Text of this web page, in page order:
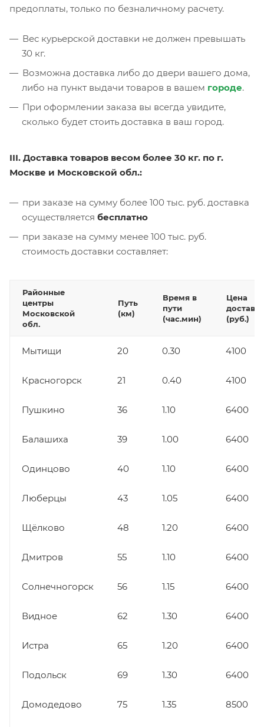
предоплаты, только по безналичному расчету.
Вес курьерской доставки не должен превышать
30 кг.
Возможна доставка либо до двери вашего дома,
либо на пункт выдачи товаров в вашем городе.
При оформлении заказа вы всегда увидите,
сколько будет стоить доставка в ваш город.
III. Доставка товаров весом более 30 кг. по г.
Москве и Московской обл.:
при заказе на сумму более 100 тыс. руб. доставка
осуществляется бесплатно
при заказе на сумму менее 100 тыс. руб.
стоимость доставки составляет:
Районные
центры
Московской
обл.
Путь
(км)
Время в
пути
(час.мин)
Цена
(руб.)
Мытищи 20 0.30 4100
Красногорск 21 0.40 4100
Пушкино 36 1.10 6400
Балашиха 39 1.00 6400
Одинцово 40 1.10 6400
Люберцы 43 1.05 6400
Щёлково 48 1.20 6400
Дмитров 55 1.10 6400
Солнечногорск 56 1.15 6400
Видное 62 1.30 6400
Истра 65 1.20 6400
Подольск 69 1.30 6400
Домодедово 75 1.35 8500